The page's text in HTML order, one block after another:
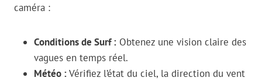
caméra :
Conditions de Surf : Obtenez une vision claire des
vagues en temps réel.
Météo :Vérifiez l’état du ciel, la direction du vent